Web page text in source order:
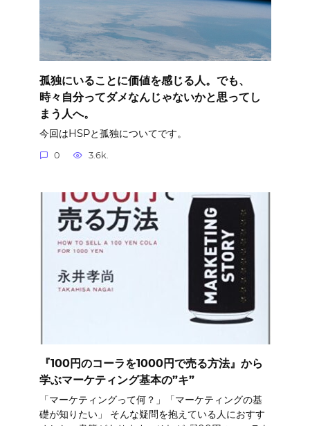
孤独にいることに価値を感じる人。でも、
時々自分ってダメなんじゃないかと思ってし
まう人へ。
今回はHSPと孤独についてです。
0 3.6k.
『100円のコーラを1000円で売る方法』から
学ぶマーケティング基本の”キ”
「マーケティングって何？」「マーケティングの基
礎が知りたい」 そんな疑問を抱えている人におすす